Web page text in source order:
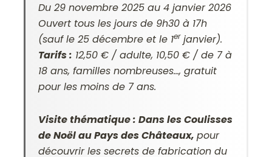
Du 29 novembre 2025 au 4 janvier 2026
Ouvert tous les jours de 9h30 à 17h
(sauf le 25 décembre et le 1erjanvier).
Tarifs : 12,50 € / adulte, 10,50 € / de 7 à
18 ans, familles nombreuses…, gratuit
pour les moins de 7 ans.
Visite thématique : Dans les Coulisses
de Noël au Pays des Châteaux,pour
découvrir les secrets de fabrication du